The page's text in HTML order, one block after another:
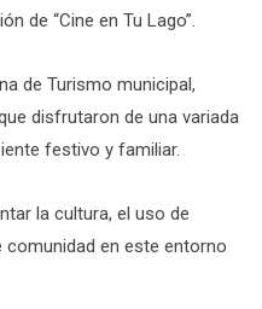
de “Cine en Tu Lago”.
de Turismo municipal,
disfrutaron de una variada
festivo y familiar.
la cultura, el uso de
en este entorno